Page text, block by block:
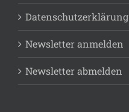
Datenschutzerklärung
Newsletter anmelden
Newsletter abmelden